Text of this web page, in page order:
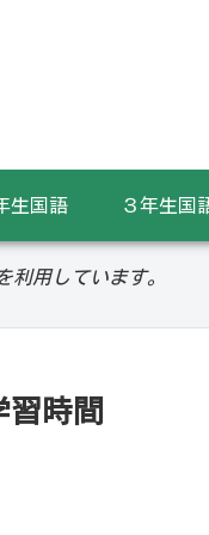
生国語 ３年生国
利用しています。
時間